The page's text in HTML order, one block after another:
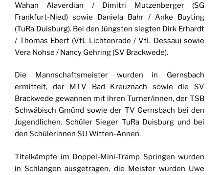
Wahan Alaverdian / Dimitri Mutzenberger (SG
Frankfurt-Nied) sowie Daniela Bahr / Anke Buyting
(TuRa Duisburg). Bei den Jüngsten siegten Dirk Erhardt
/ Thomas Ebert (VfL Lichtenrade / VfL Dessau) sowie
Vera Nohse / Nancy Gehring (SV Brackwede).
Die Mannschaftsmeister wurden in Gernsbach
ermittelt, der MTV Bad Kreuznach sowie die SV
Brackwede gewannen mit ihren Turner/innen, der TSB
Schwäbisch Gmünd sowie der TV Gernsbach bei den
Jugendlichen. Schüler Sieger TuRa Duisburg und bei
den Schülerinnen SU Witten-Annen.
Titelkämpfe im Doppel-Mini-Tramp Springen wurden
in Schlangen ausgetragen, die Meister wurden Uwe